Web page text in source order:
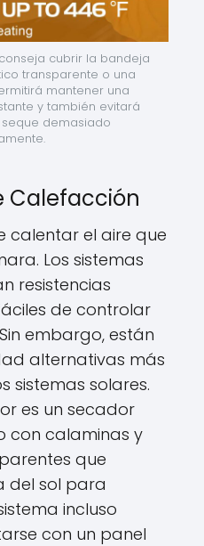
cubrir la bandeja
transparente o una
mantener una
y también evitará
demasiado
Calefacción
calentar el aire que
Los sistemas
resistencias
de controlar
embargo, están
alternativas más
sistemas solares.
es un secador
con calaminas y
que
del sol para
incluso
con un panel